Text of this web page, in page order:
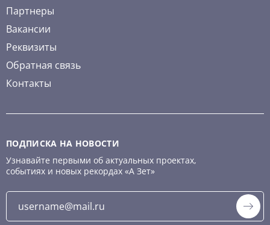
Партнеры
Вакансии
Реквизиты
Обратная связь
Контакты
ПОДПИСКА НА НОВОСТИ
Узнавайте первыми об актуальных проектах,
событиях и новых рекордах «А Зет»